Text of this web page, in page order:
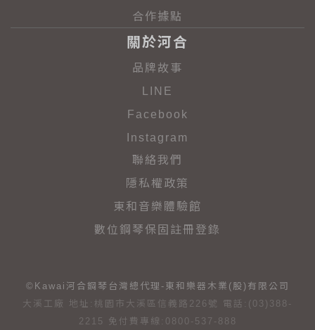
合作據點
關於河合
品牌故事
LINE
Facebook
Instagram
聯絡我們
隱私權政策
東和音樂體驗館
數位鋼琴保固註冊登錄
©Kawai河合鋼琴台灣總代理-東和樂器木業(股)有限公司
大溪工廠 地址:桃園市大溪區信義路226號 電話:(03)388-
2215 免付費專線:0800-537-888